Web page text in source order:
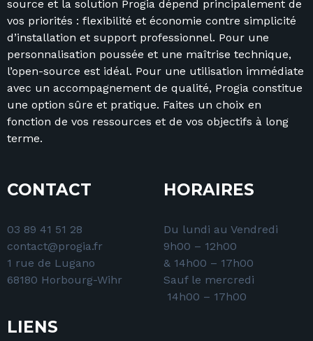
source et la solution Progia dépend principalement de
vos priorités : flexibilité et économie contre simplicité
d’installation et support professionnel. Pour une
personnalisation poussée et une maîtrise technique,
l’open-source est idéal. Pour une utilisation immédiate
avec un accompagnement de qualité, Progia constitue
une option sûre et pratique. Faites un choix en
fonction de vos ressources et de vos objectifs à long
terme.
CONTACT
03 89 41 51 28
contact@progia.fr
1 rue de Lugano
68180 Horbourg-Wihr
HORAIRES
Du lundi au Vendredi
9h00 – 12h00
& 14h00 – 17h00
Sauf le mercredi
14h00 – 17h00
LIENS